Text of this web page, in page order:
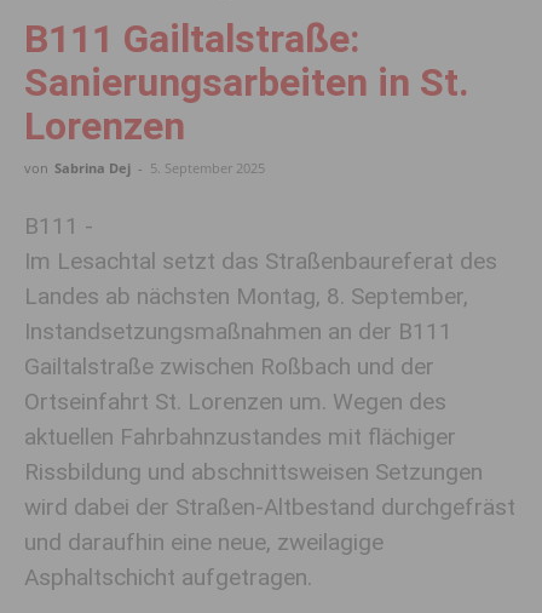
B111 Gailtalstraße:
Sanierungsarbeiten in St.
Lorenzen
von Sabrina Dej - 5. September 2025
B111 -
Im Lesachtal setzt das Straßenbaureferat des
Landes ab nächsten Montag, 8. September,
Instandsetzungsmaßnahmen an der B111
Gailtalstraße zwischen Roßbach und der
Ortseinfahrt St. Lorenzen um. Wegen des
aktuellen Fahrbahnzustandes mit flächiger
Rissbildung und abschnittsweisen Setzungen
wird dabei der Straßen-Altbestand durchgefräst
und daraufhin eine neue, zweilagige
Asphaltschicht aufgetragen.